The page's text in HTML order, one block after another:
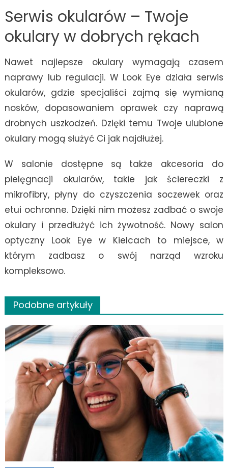
Serwis okularów – Twoje
okulary w dobrych rękach
Nawet najlepsze okulary wymagają czasem
naprawy lub regulacji. W Look Eye działa serwis
okularów, gdzie specjaliści zajmą się wymianą
nosków, dopasowaniem oprawek czy naprawą
drobnych uszkodzeń. Dzięki temu Twoje ulubione
okulary mogą służyć Ci jak najdłużej.
W salonie dostępne są także akcesoria do
pielęgnacji okularów, takie jak ściereczki z
mikrofibry, płyny do czyszczenia soczewek oraz
etui ochronne. Dzięki nim możesz zadbać o swoje
okulary i przedłużyć ich żywotność. Nowy salon
optyczny Look Eye w Kielcach to miejsce, w
którym zadbasz o swój narząd wzroku
kompleksowo.
Podobne artykuły